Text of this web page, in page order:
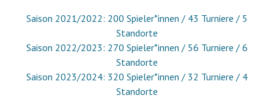
Saison 2021/2022: 200 Spieler*innen / 43 Turniere / 5
Standorte
Saison 2022/2023: 270 Spieler*innen / 56 Turniere / 6
Standorte
Saison 2023/2024: 320 Spieler*innen / 32 Turniere / 4
Standorte